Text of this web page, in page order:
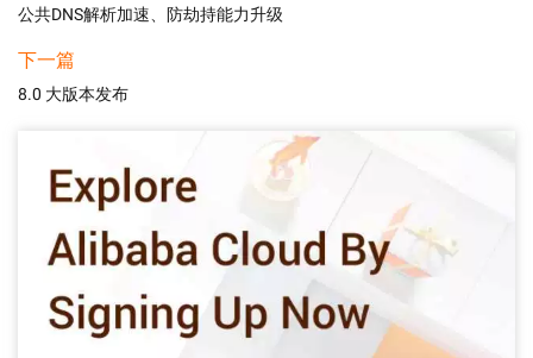
公共DNS解析加速、防劫持能力升级
下一篇
8.0 大版本发布